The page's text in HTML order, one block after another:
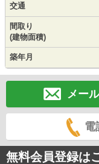
交通
間取り
(建物面積)
築年月
メー
電
無料会員登録は